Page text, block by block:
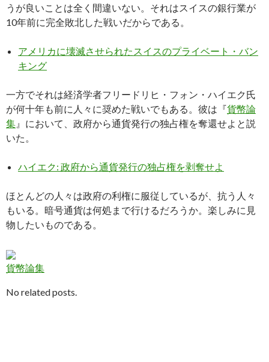
うが良いことは全く間違いない。それはスイスの銀行業が
10年前に完全敗北した戦いだからである。
アメリカに壊滅させられたスイスのプライベート・バン
キング
一方でそれは経済学者フリードリヒ・フォン・ハイエク氏
が何十年も前に人々に奨めた戦いでもある。彼は『貨幣論
集 』において、政府から通貨発行の独占権を奪還せよと説
いた。
ハイエク: 政府から通貨発行の独占権を剥奪せよ
ほとんどの人々は政府の利権に服従しているが、抗う人々
もいる。暗号通貨は何処まで行けるだろうか。楽しみに見
物したいものである。
貨幣論集
No related posts.